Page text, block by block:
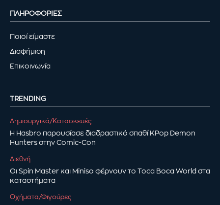
ΠΛΗΡΟΦΟΡΙΕΣ
Ποιοί είμαστε
Διαφήμιση
Επικοινωνία
TRENDING
Δημιουργικά/Κατασκευές
Η Hasbro παρουσίασε διαδραστικό σπαθί KPop Demon
Hunters στην Comic-Con
Διεθνή
Οι Spin Master και Miniso φέρνουν το Toca Boca World στα
καταστήματα
Οχήματα/Φιγούρες